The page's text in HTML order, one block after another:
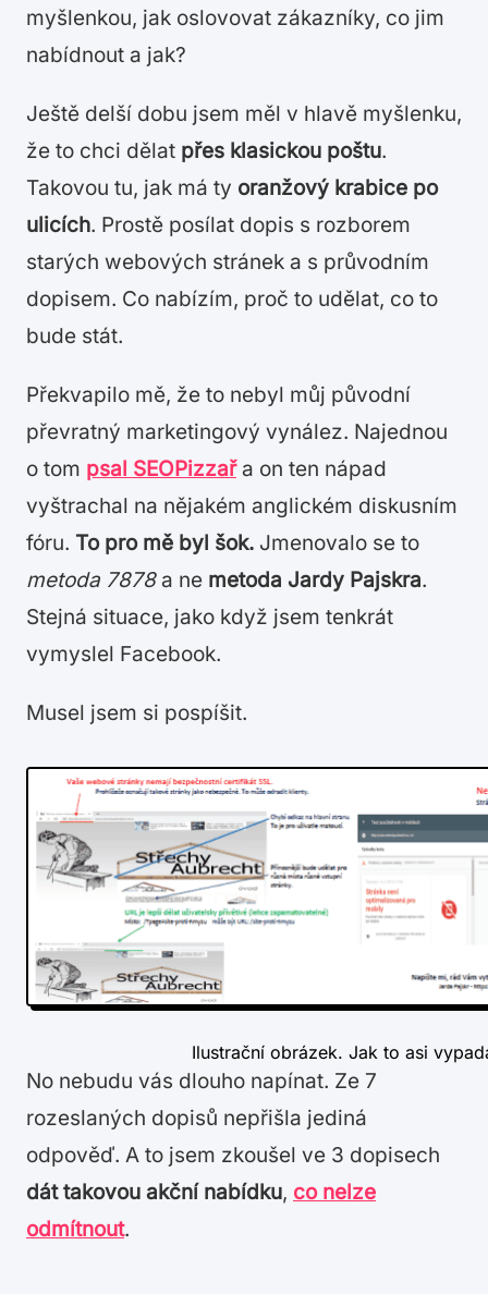
myšlenkou, jak oslovovat zákazníky, co jim
nabídnout a jak?
Ještě delší dobu jsem měl v hlavě myšlenku,
že to chci dělat přes klasickou poštu.
Takovou tu, jak má ty oranžový krabice po
ulicích. Prostě posílat dopis s rozborem
starých webových stránek a s průvodním
dopisem. Co nabízím, proč to udělat, co to
bude stát.
Překvapilo mě, že to nebyl můj původní
převratný marketingový vynález. Najednou
o tom psal SEOPizzařa on ten nápad
vyštrachal na nějakém anglickém diskusním
fóru. To pro mě byl šok. Jmenovalo se to
metoda 7878a ne metoda Jardy Pajskra.
Stejná situace, jako když jsem tenkrát
vymyslel Facebook.
Musel jsem si pospíšit.
Ilustrační obrázek. Jak to asi
No nebudu vás dlouho napínat. Ze 7
rozeslaných dopisů nepřišla jediná
odpověď. A to jsem zkoušel ve 3 dopisech
dát takovou akční nabídku, co nelze
odmítnout.